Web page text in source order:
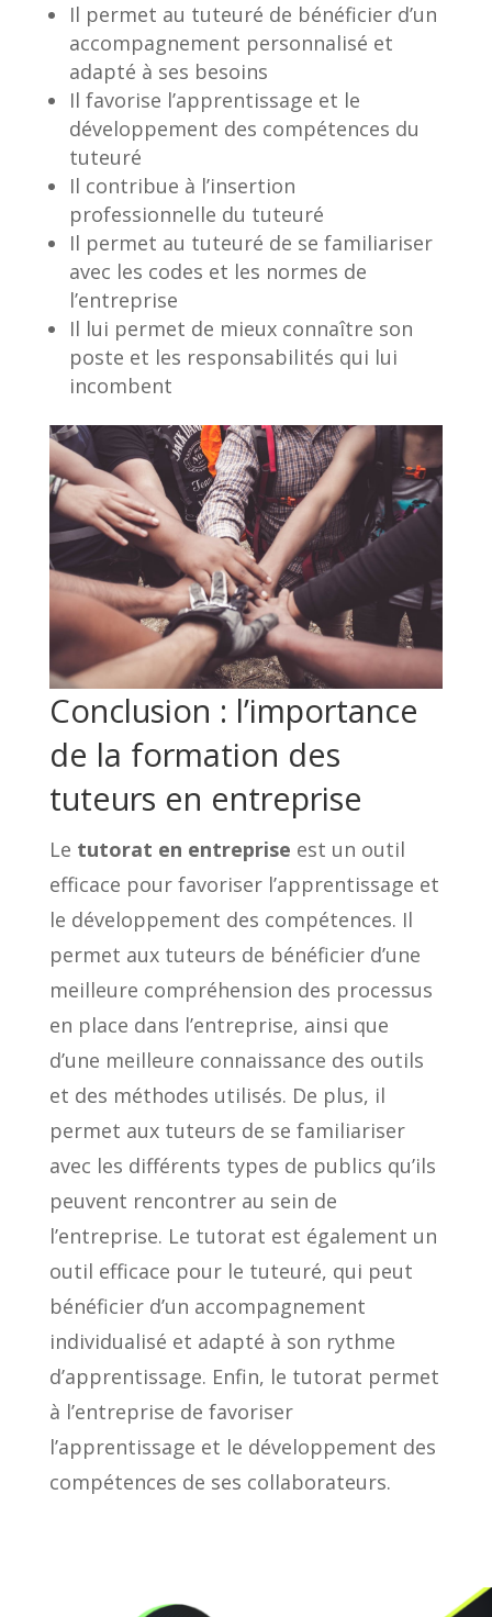
Il permet au tuteuré de bénéficier d’un
accompagnement personnalisé et
adapté à ses besoins
Il favorise l’apprentissage et le
développement des compétences du
tuteuré
Il contribue à l’insertion
professionnelle du tuteuré
Il permet au tuteuré de se familiariser
avec les codes et les normes de
l’entreprise
Il lui permet de mieux connaître son
poste et les responsabilités qui lui
incombent
Conclusion : l’importance
de la formation des
tuteurs en entreprise
Le tutorat en entreprise est un outil
efficace pour favoriser l’apprentissage et
le développement des compétences. Il
permet aux tuteurs de bénéficier d’une
meilleure compréhension des processus
en place dans l’entreprise, ainsi que
d’une meilleure connaissance des outils
et des méthodes utilisés. De plus, il
permet aux tuteurs de se familiariser
avec les différents types de publics qu’ils
peuvent rencontrer au sein de
l’entreprise. Le tutorat est également un
outil efficace pour le tuteuré, qui peut
bénéficier d’un accompagnement
individualisé et adapté à son rythme
d’apprentissage. Enfin, le tutorat permet
à l’entreprise de favoriser
l’apprentissage et le développement des
compétences de ses collaborateurs.